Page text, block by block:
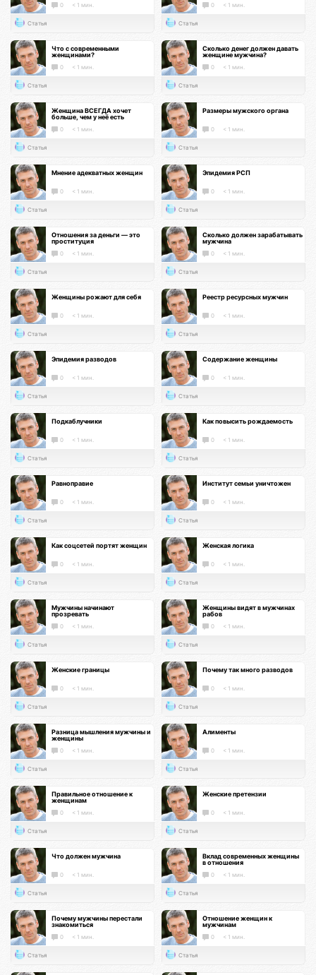
0 < 1 мин.
Статья
0 < 1 мин.
Статья
Что с современными
женщинами?
0 < 1 мин.
Статья
Сколько денег должен давать
женщине мужчина?
0 < 1 мин.
Статья
Женщина ВСЕГДА хочет
больше, чем у неё есть
0 < 1 мин.
Статья
Размеры мужского органа
0 < 1 мин.
Статья
Мнение адекватных женщин
0 < 1 мин.
Статья
Эпидемия РСП
0 < 1 мин.
Статья
Отношения за деньги — это
проституция
0 < 1 мин.
Статья
Сколько должен зарабатывать
мужчина
0 < 1 мин.
Статья
Женщины рожают для себя
0 < 1 мин.
Статья
Реестр ресурсных мужчин
0 < 1 мин.
Статья
Эпидемия разводов
0 < 1 мин.
Статья
Содержание женщины
0 < 1 мин.
Статья
Подкаблучники
0 < 1 мин.
Статья
Как повысить рождаемость
0 < 1 мин.
Статья
Равноправие
0 < 1 мин.
Статья
Институт семьи уничтожен
0 < 1 мин.
Статья
Как соцсетей портят женщин
0 < 1 мин.
Статья
Женская логика
0 < 1 мин.
Статья
Мужчины начинают
прозревать
0 < 1 мин.
Статья
Женщины видят в мужчинах
рабов
0 < 1 мин.
Статья
Женские границы
0 < 1 мин.
Статья
Почему так много разводов
0 < 1 мин.
Статья
Разница мышления мужчины и
женщины
0 < 1 мин.
Статья
Алименты
0 < 1 мин.
Статья
Правильное отношение к
женщинам
0 < 1 мин.
Статья
Женские претензии
0 < 1 мин.
Статья
Что должен мужчина
0 < 1 мин.
Статья
Вклад современных женщины
в отношения
0 < 1 мин.
Статья
Почему мужчины перестали
знакомиться
0 < 1 мин.
Статья
Отношение женщин к
мужчинам
0 < 1 мин.
Статья